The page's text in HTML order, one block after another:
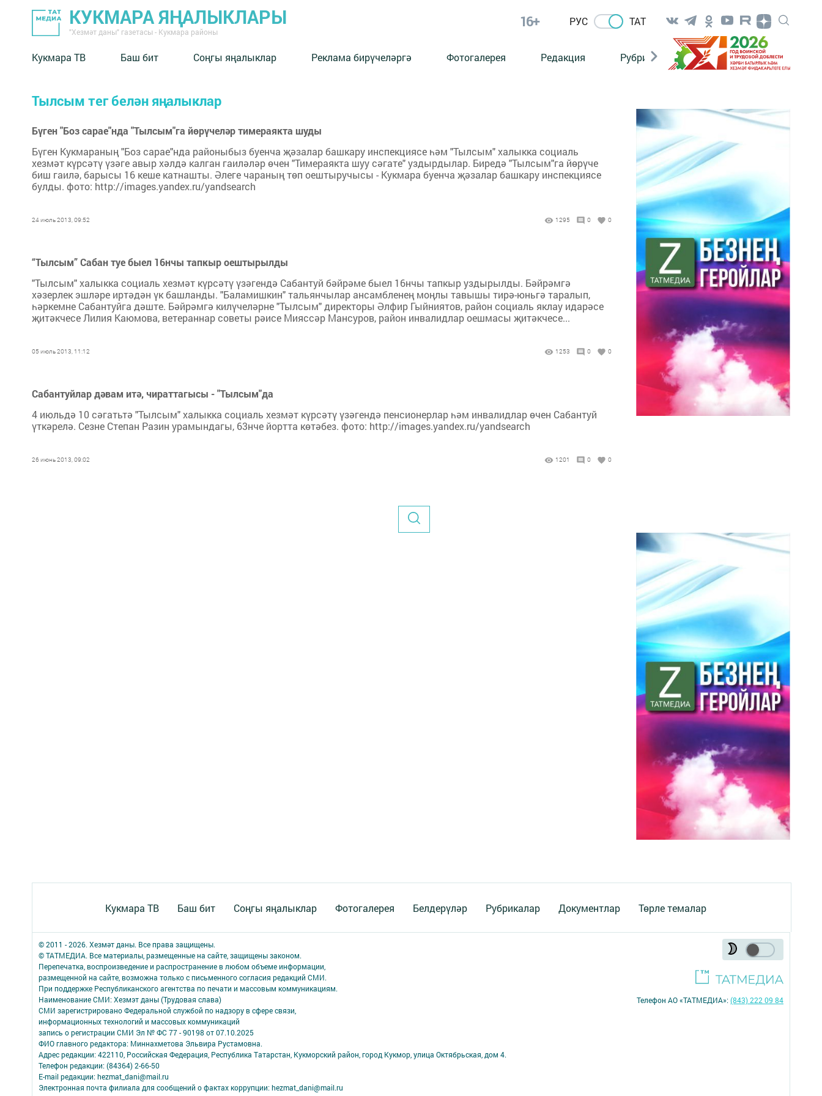
КУКМАРА ЯҢАЛЫКЛАРЫ
"Хезмәт даны" газетасы - Кукмара районы
16+ РУС ТАТ
Кукмара ТВ Баш бит Соңгы яңалыклар Реклама бирүчеләргә Фотогалерея Редакция Рубрикалар
Тылсым тег белән яңалыклар
Бүген "Боз сарае"нда "Тылсым"га йөрүчеләр тимераякта шуды
Бүген Кукмараның "Боз сарае"нда районыбыз буенча җәзалар башкару инспекциясе һәм "Тылсым" халыкка социаль
хезмәт күрсәтү үзәге авыр хәлдә калган гаиләләр өчен "Тимераякта шуу сәгате" уздырдылар. Биредә "Тылсым"га йөрүче
биш гаилә, барысы 16 кеше катнашты. Әлеге чараның төп оештыручысы - Кукмара буенча җәзалар башкару инспекциясе
булды. фото: http://images.yandex.ru/yandsearch
24 июль 2013, 09:52 1295 0 0
“Тылсым” Сабан туе быел 16нчы тапкыр оештырылды
"Тылсым" халыкка социаль хезмәт күрсәтү үзәгендә Сабантуй бәйрәме быел 16нчы тапкыр уздырылды. Бәйрәмгә
хәзерлек эшләре иртәдән үк башланды. "Баламишкин" тальянчылар ансамбленең моңлы тавышы тирә-юньгә таралып,
һәркемне Сабантуйга дәште. Бәйрәмгә килүчеләрне "Тылсым" директоры Әлфир Гыйниятов, район социаль яклау идарәсе
җитәкчесе Лилия Каюмова, ветераннар советы рәисе Мияссәр Мансуров, район инвалидлар оешмасы җитәкчесе...
05 июль 2013, 11:12 1253 0 0
Сабантуйлар дәвам итә, чираттагысы - "Тылсым"да
4 июльдә 10 сәгатьтә "Тылсым" халыкка социаль хезмәт күрсәтү үзәгендә пенсионерлар һәм инвалидлар өчен Сабантуй
үткәрелә. Сезне Степан Разин урамындагы, 63нче йортта көтәбез. фото: http://images.yandex.ru/yandsearch
26 июнь 2013, 09:02 1201 0 0
Кукмара ТВ Баш бит Соңгы яңалыклар Фотогалерея Белдерүләр Рубрикалар Документлар Төрле темалар
© 2011 - 2026. Хезмәт даны. Все права защищены.
© ТАТМЕДИА. Все материалы, размещенные на сайте, защищены законом.
Перепечатка, воспроизведение и распространение в любом объеме информации,
размещенной на сайте, возможна только с письменного согласия редакций СМИ.
При поддержке Республиканского агентства по печати и массовым коммуникациям.
Наименование СМИ: Хезмэт даны (Трудовая слава)
СМИ зарегистрировано Федеральной службой по надзору в сфере связи,
информационных технологий и массовых коммуникаций
запись о регистрации СМИ Эл № ФС 77 - 90198 от 07.10.2025
ФИО главного редактора: Миннахметова Эльвира Рустамовна.
Адрес редакции: 422110, Российская Федерация, Республика Татарстан, Кукморский район, город Кукмор, улица Октябрьская, дом 4.
Телефон редакции: (84364) 2-66-50
E-mail редакции: hezmat_dani@mail.ru
Электронная почта филиала для сообщений о фактах коррупции: hezmat_dani@mail.ru
Телефон АО «ТАТМЕДИА»:(843) 222 09 84